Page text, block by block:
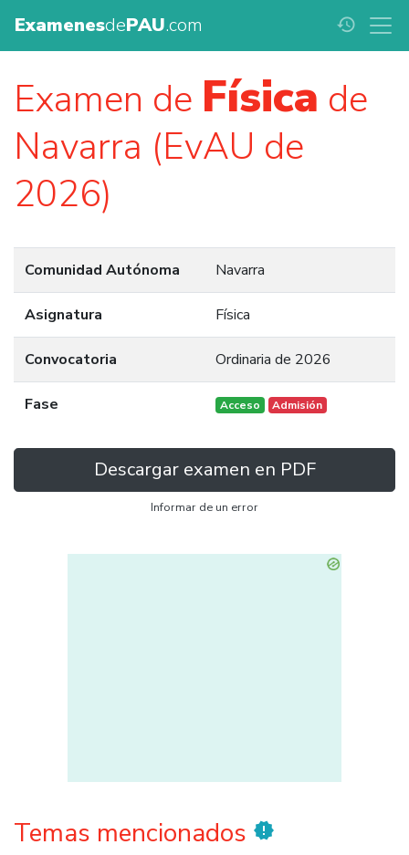
ExamenesdePAU.com history
Examen de Física de
Navarra (EvAU de
2026)
Comunidad Autónoma Navarra
Asignatura Física
Convocatoria Ordinaria de 2026
Fase Acceso Admisión
Descargar examen en PDF
Informar de un error
Temas mencionados new_releases